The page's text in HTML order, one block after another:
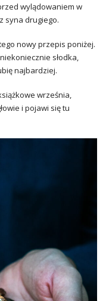
wylądowaniem w
syna drugiego.
nowy przepis poniżej.
słodka,
najbardziej.
września,
i pojawi się tu